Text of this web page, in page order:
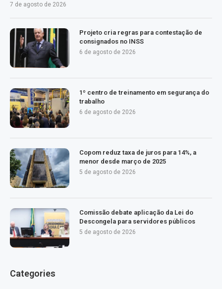
7 de agosto de 2026
Projeto cria regras para contestação de
consignados no INSS
6 de agosto de 2026
1º centro de treinamento em segurança do
trabalho
6 de agosto de 2026
Copom reduz taxa de juros para 14%, a
menor desde março de 2025
5 de agosto de 2026
Comissão debate aplicação da Lei do
Descongela para servidores públicos
5 de agosto de 2026
Categories